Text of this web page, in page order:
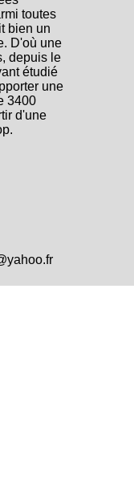
toutes
bien un
D'où une
depuis le
étudié
une
3400
d'une